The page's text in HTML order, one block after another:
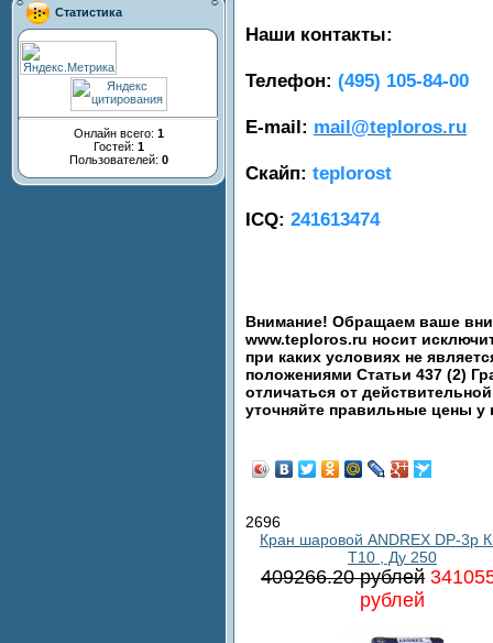
Статистика
Онлайн всего: 1
Гостей: 1
Пользователей: 0
Наши контакты:
Телефон: (495) 105-84-00
E-mail: mail@teploros.ru
Скайп: teplorost
ICQ: 241613474
Внимание! Обращаем ваше
www.teploros.ru носит
при каких условиях не
положениями Статьи 437 (2)
отличаться от
уточняйте правильные цены
2696
Кран шаровой ANDREX DP-3p
T10 , Ду 250
409266.20 рублей
рублей